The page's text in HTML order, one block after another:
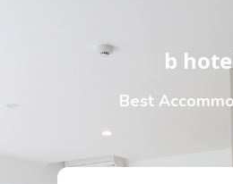
b
Best